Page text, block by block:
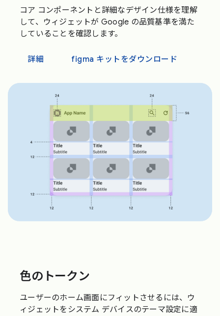
コア コンポーネントと詳細なデザイン仕様を理解
して、ウィジェットが Google の品質基準を満た
していることを確認します。
詳細 figma キットをダウンロード
色のトークン
ユーザーのホーム画面にフィットさせるには、ウ
ィジェットをシステム デバイスのテーマ設定に適